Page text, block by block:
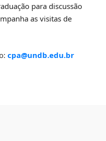
para discussão
as visitas de
cpa@undb.edu.br